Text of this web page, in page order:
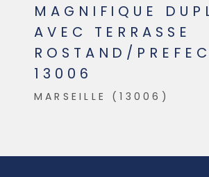
MAGNIFIQUE
AVEC TERRASSE
ROSTAND/
13006
MARSEILLE (13006)